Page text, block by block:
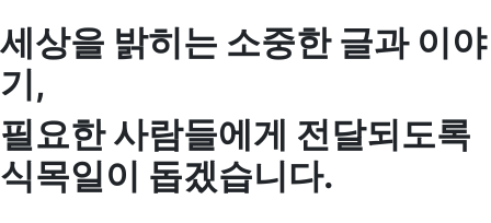
세상을 밝히는 소중한 글과 이야
기,
필요한 사람들에게 전달되도록
식목일이 돕겠습니다.